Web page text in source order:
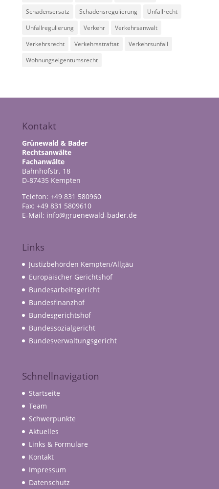
Schadensersatz
Schadensregulierung
Unfallrecht
Unfallregulierung
Verkehr
Verkehrsanwalt
Verkehrsrecht
Verkehrsstraftat
Verkehrsunfall
Wohnungseigentumsrecht
Kontakt
Grünewald & Bader
Rechtsanwälte
Fachanwälte
Bahnhofstr. 18
D-87435 Kempten
Telefon: +49 831 580960
Fax: +49 831 5809610
E-Mail: info@gruenewald-bader.de
Links
Justizbehörden Kempten/Allgäu
Europäischer Gerichtshof
Bundesarbeitsgericht
Bundesfinanzhof
Bundesgerichtshof
Bundessozialgericht
Bundesverwaltungsgericht
Schnellnavigation
Startseite
Team
Schwerpunkte
Aktuelles
Links & Formulare
Kontakt
Impressum
Datenschutz